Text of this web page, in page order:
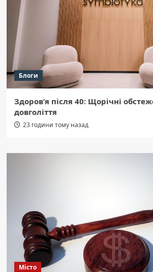
Блоги
Здоров’я після 40: Щорічні
довголіття
23 години тому назад
Місто